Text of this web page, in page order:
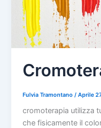
Fulvia Tramontano/Aprile
cromoterapia utilizza
che fisicamente il